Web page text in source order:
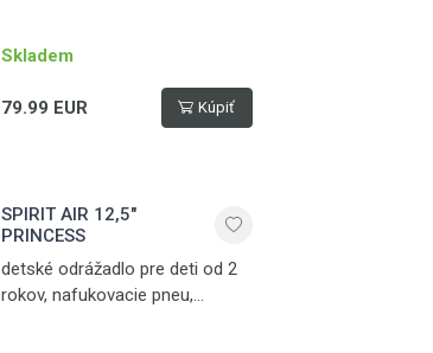
Skladem
79.99 EUR Kúpiť
SPIRIT AIR 12,5"
PRINCESS
detské odrážadlo pre deti od 2
rokov, nafukovacie pneu,